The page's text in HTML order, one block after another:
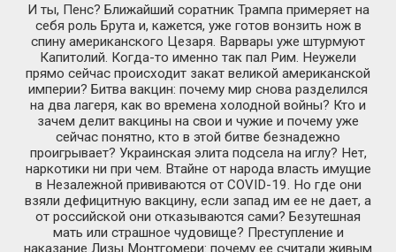
И ты, Пенс? Ближайший соратник Трампа примеряет на
себя роль Брута и, кажется, уже готов вонзить нож в
спину американского Цезаря. Варвары уже штурмуют
Капитолий. Когда-то именно так пал Рим. Неужели
прямо сейчас происходит закат великой американской
империи? Битва вакцин: почему мир снова разделился
на два лагеря, как во времена холодной войны? Кто и
зачем делит вакцины на свои и чужие и почему уже
сейчас понятно, кто в этой битве безнадежно
проигрывает? Украинская элита подсела на иглу? Нет,
наркотики ни при чем. Втайне от народа власть имущие
в Незалежной прививаются от COVID-19. Но где они
взяли дефицитную вакцину, если запад им ее не дает, а
от российской они отказываются сами? Безутешная
мать или страшное чудовище? Преступление и
наказание Лизы Монтгомери: почему ее считали живым